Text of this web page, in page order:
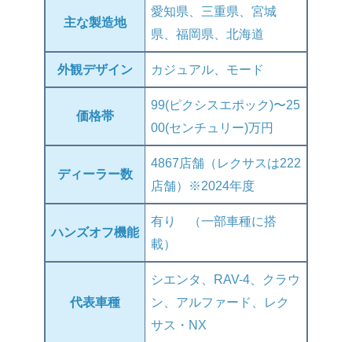
主な製造地
愛知県、三重県、宮城
県、福岡県、北海道
外観デザイン カジュアル、モード
価格帯
99(ピクシスエポック)〜25
00(センチュリー)万円
ディーラー数
4867店舗（レクサスは222
店舗）※2024年度
ハンズオフ機能
有り （一部車種に搭
載）
代表車種
シエンタ、RAV-4、クラウ
ン、アルファード、レク
サス・NX